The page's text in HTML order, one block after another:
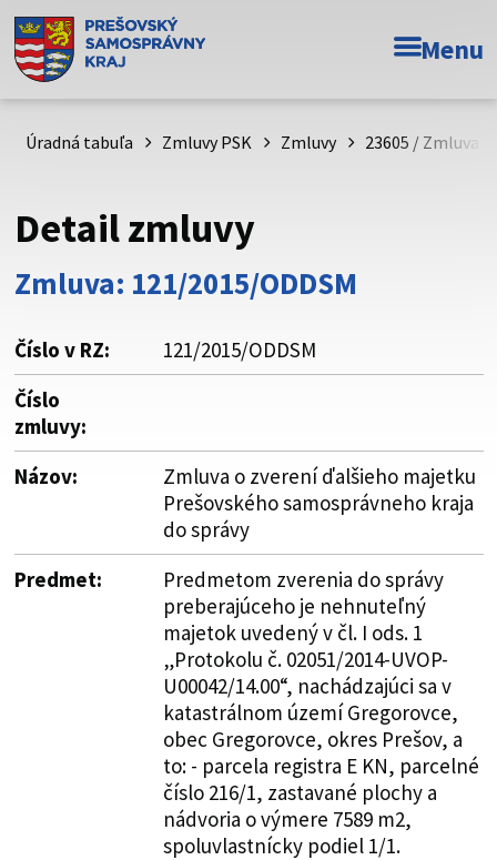
Doména psk.sk je oficiálna
Toto je oficiálna webová stránka Prešovského
psk.sk.
Buďte pozorní a vždy sa uistite, že zdieľate informácie iba
cez zabezpečenú webovú stránku. Zabezpečená stránka
vždy začína https:// pred názvom domény webového sídla.
Menu
Úradná tabuľa Zmluvy PSK Zmluvy 23605 / Zmluva
Detail zmluvy
Zmluva: 121/2015/ODDSM
Číslo v RZ:
121/2015/ODDSM
Číslo
zmluvy:
Názov:
Zmluva o zverení ďalšieho majetku
Prešovského samosprávneho kraja
do správy
Predmet:
Predmetom zverenia do správy
preberajúceho je nehnuteľný
majetok uvedený v čl. I ods. 1
„Protokolu č. 02051/2014-UVOP-
U00042/14.00“, nachádzajúci sa v
katastrálnom území Gregorovce,
obec Gregorovce, okres Prešov, a
to: - parcela registra E KN, parcelné
číslo 216/1, zastavané plochy a
nádvoria o výmere 7589 m2,
spoluvlastnícky podiel 1/1.